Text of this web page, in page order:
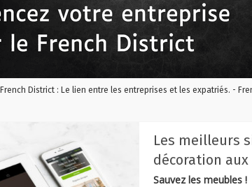
French District : Le lien entre les entreprises et les expatriés. -
Les meilleurs
décoration
Sauvez les meubles !